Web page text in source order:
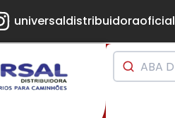
universaldistribuidoraoficial